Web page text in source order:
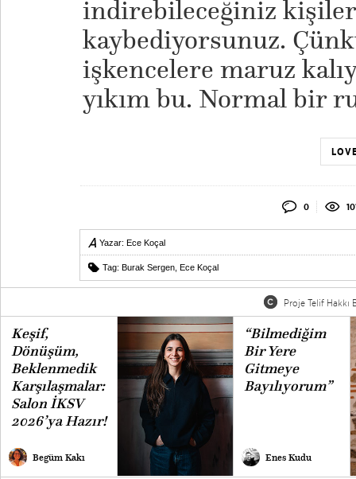
indirebileceğiniz
kaybediyorsunuz.
işkencelere maruz
yıkım bu. Normal bir
0
Yazar: Ece Koçal
Tag: Burak Sergen Ece Koçal
Proje Telif Hakkı
Keşif,
Dönüşüm,
Beklenmedik
Karşılaşmalar:
Salon İKSV
2026’ya Hazır!
Begüm Kakı
“Bilmediğim
Bir Yere
Gitmeye
Bayılıyorum”
Enes Kudu